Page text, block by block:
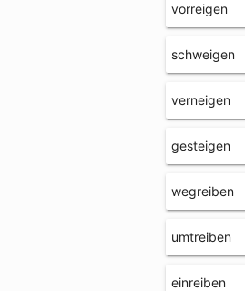
vorreigen
schweigen
verneigen
gesteigen
wegreiben
umtreiben
einreiben